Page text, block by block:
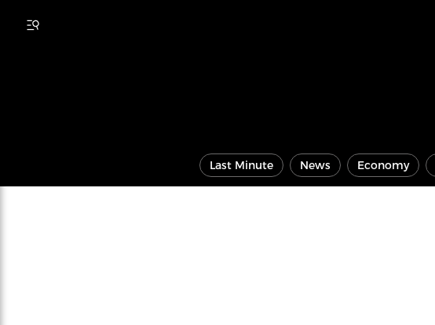
Last Minute News Economy